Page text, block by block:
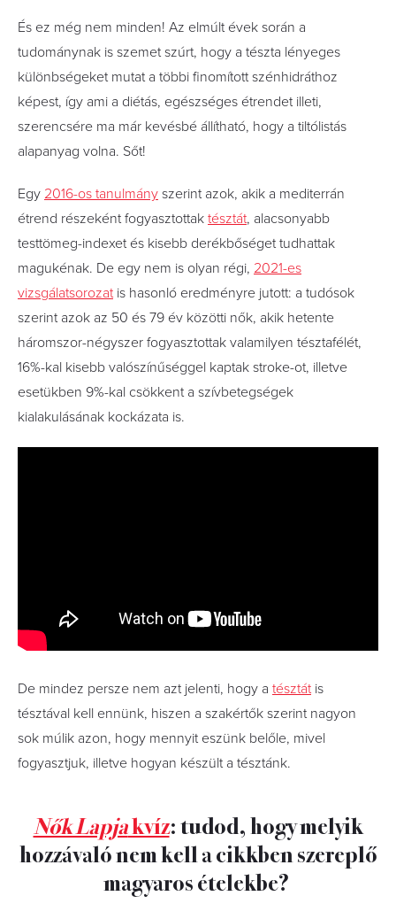
És ez még nem minden! Az elmúlt évek során a
tudománynak is szemet szúrt, hogy a tészta lényeges
különbségeket mutat a többi finomított szénhidráthoz
képest, így ami a diétás, egészséges étrendet illeti,
szerencsére ma már kevésbé állítható, hogy a tiltólistás
alapanyag volna. Sőt!
Egy 2016-os tanulmány szerint azok, akik a mediterrán
étrend részeként fogyasztottak tésztát, alacsonyabb
testtömeg-indexet és kisebb derékbőséget tudhattak
magukénak. De egy nem is olyan régi, 2021-es
vizsgálatsorozatis hasonló eredményre jutott: a tudósok
szerint azok az 50 és 79 év közötti nők, akik hetente
háromszor-négyszer fogyasztottak valamilyen tésztafélét,
16%-kal kisebb valószínűséggel kaptak stroke-ot, illetve
esetükben 9%-kal csökkent a szívbetegségek
kialakulásának kockázata is.
De mindez persze nem azt jelenti, hogy a tésztátis
tésztával kell ennünk, hiszen a szakértők szerint nagyon
sok múlik azon, hogy mennyit eszünk belőle, mivel
fogyasztjuk, illetve hogyan készült a tésztánk.
Nők Lapjakvíz: tudod, hogy melyik
hozzávaló nem kell a cikkben szereplő
magyaros ételekbe?